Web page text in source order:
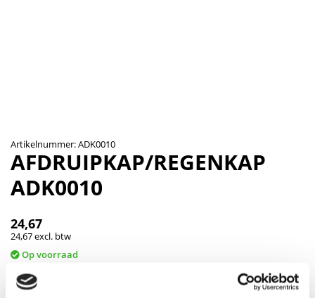
Artikelnummer: ADK0010
AFDRUIPKAP/REGENKAP
ADK0010
24,67
24,67 excl. btw
Op voorraad
Afdruip/regenkap te combineren met inplaksteun IPS0010. Na het
inplakken van de inplaksteun wordt deze kap tussen de steun en de